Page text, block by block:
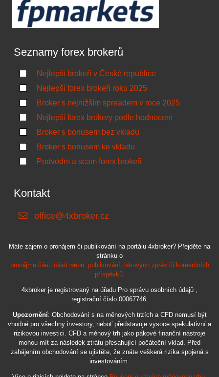
Seznamy forex brokerů
Nejlepší brokeři v České republice
Nejlepší forex brokeři roku 2025
Broker s nejnižším spreadem v roce 2025
Nejlepší forex brokery podle hodnocení
Broker s bonusem bez vkladu
Broker s bonusem ke vkladu
Podvodní a scam forex brokeři
Kontakt
office@4xbroker.cz
Máte zájem o pronájem či publikování na portálu 4xbroker? Přejděte na
stránku o
pronájmu části části webu, publikování tiskových zpráv či komerčních
příspěvků.
4xbroker je registrovaný na úřadu Pro správu osobních údajů ,
registrační číslo 00067746.
Upozornění: Obchodování s na měnových trzích a CFD nemusí být
vhodné pro všechny investory, neboť představuje vysoce spekulativní a
rizikovou investici. CFD a měnový trh jako pákové finanční nástroje
mohou mít za následek ztrátu přesahující počáteční vklad. Před
zahájením obchodování se ujistěte, že znáte veškerá rizika spojená s
investováním.